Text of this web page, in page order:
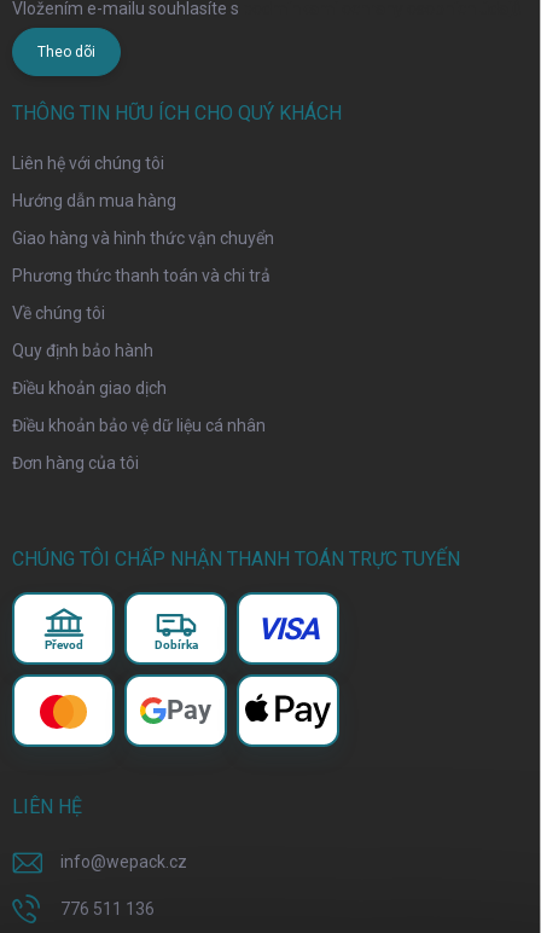
Vložením e-mailu souhlasíte s
Theo dõi
THÔNG TIN HỮU ÍCH CHO QUÝ KHÁCH
Liên hệ với chúng tôi
Hướng dẫn mua hàng
Giao hàng và hình thức vận chuyển
Phương thức thanh toán và chi trả
Về chúng tôi
Quy định bảo hành
Điều khoản giao dịch
Điều khoản bảo vệ dữ liệu cá nhân
Đơn hàng của tôi
CHÚNG TÔI CHẤP NHẬN THANH TOÁN TRỰC TUYẾN
Převod Dobírka VISA
Pay
LIÊN HỆ
info@wepack.cz
776 511 136